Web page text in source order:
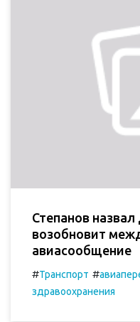
Степанов
возобновит
авиасообщение
#Транспорт #
здравоохранения